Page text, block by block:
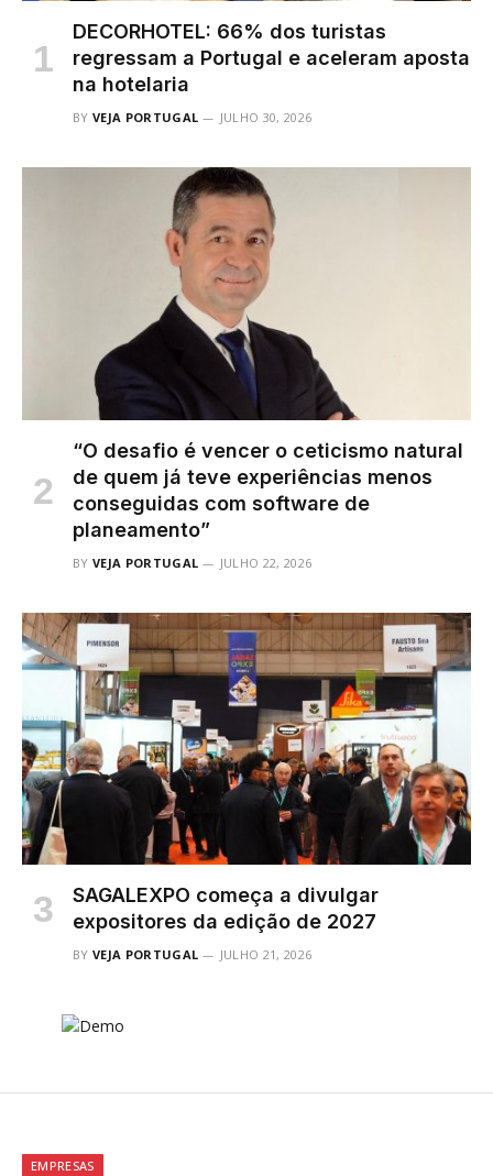
DECORHOTEL: 66% dos turistas
regressam a Portugal e aceleram aposta
na hotelaria
BY VEJA PORTUGAL JULHO 30, 2026
“O desafio é vencer o ceticismo natural
de quem já teve experiências menos
conseguidas com software de
planeamento”
BY VEJA PORTUGAL JULHO 22, 2026
SAGALEXPO começa a divulgar
expositores da edição de 2027
BY VEJA PORTUGAL JULHO 21, 2026
EMPRESAS